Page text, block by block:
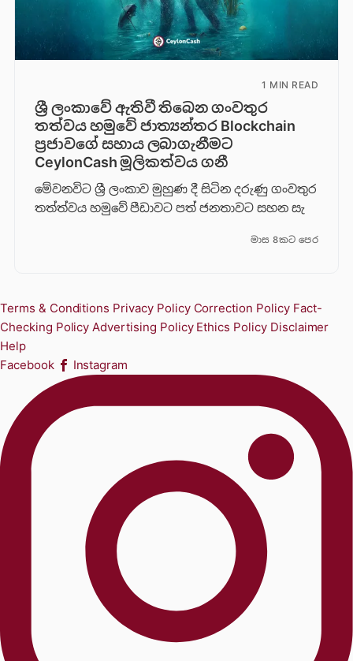
1 MIN READ
ශ්‍රී ලංකාවේ ඇතිවී තිබෙන ගංවතුර
තත්වය හමුවේ ජාත්‍යන්තර Blockchain
ප්‍රජාවගේ සහාය ලබාගැනීමට
CeylonCash මූලිකත්වය ග​නී
මේවනවිට ශ්‍රී ලංකාව මුහුණ දී සිටින දරුණු ගංවතුර
තත්ත්වය හමුවේ පීඩාවට පත් ජනතාවට සහන සැ
මාස 8කට පෙර
Terms & Conditions Privacy Policy Correction Policy Fact-
Checking Policy Advertising Policy Ethics Policy Disclaimer
Help
Facebook
Instagram